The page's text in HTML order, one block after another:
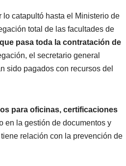
catapultó hasta el Ministerio de
total de las facultades de
pasa toda la contratación de
el secretario general
sido pagados con recursos del
para oficinas, certificaciones
en la gestión de documentos y
relación con la prevención de